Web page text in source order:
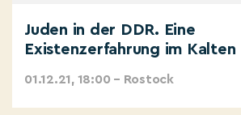
Juden in der DDR. Eine
Existenzerfahrung im Kalten
01.12.21, 18:00 – Rostock